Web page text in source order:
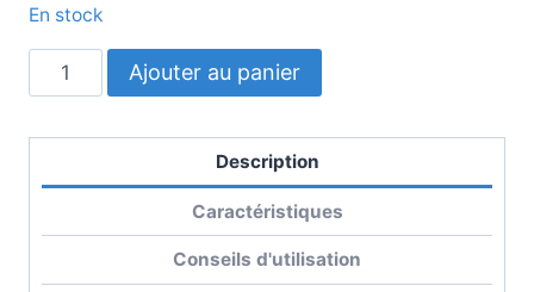
En stock
quantité
de
Ajouter au panier
Description
Caractéristiques
Conseils d'utilisation